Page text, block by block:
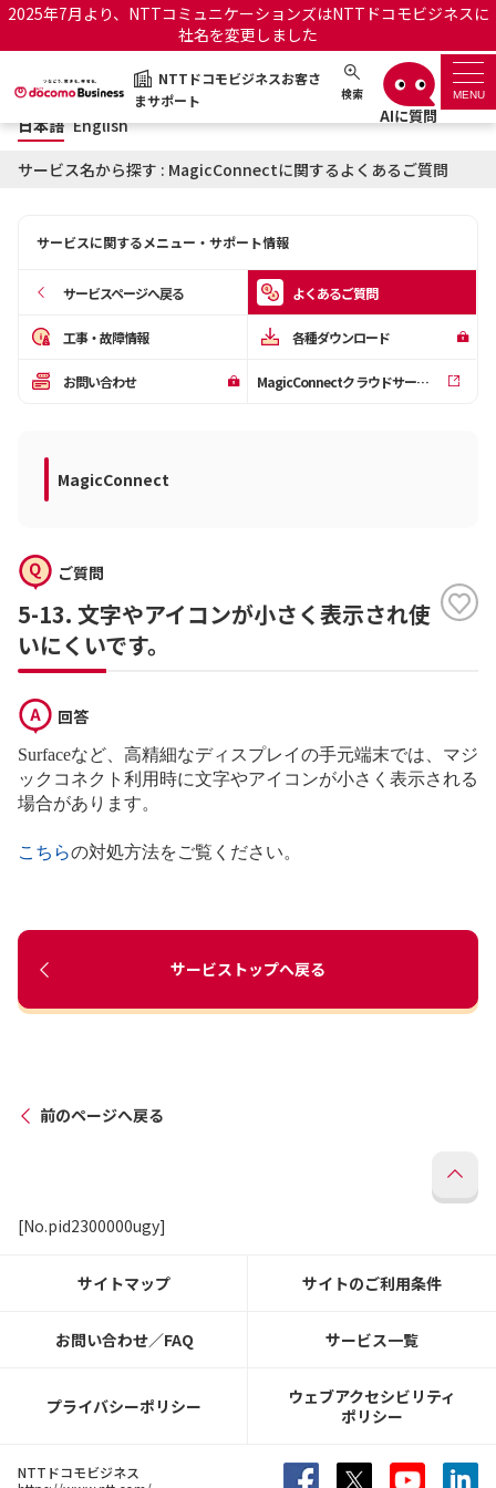
2025年7月より、NTTコミュニケーションズはNTTドコモビジネスに
社名を変更しました
NTTドコモビジネスお客さ
まサポート
検索 MENU
NTTドコモビジネスお客さまサポート 日本語 English
サポートトップ
お知らせ サポートサイトの使い方
OCNのお客さまはこちら
工事・故障情報通知サー
日本語 English
サービス名から探す : MagicConnectに関するよくあるご質問
サービスに関するメニュー・サポート情報
サービスページへ戻る よくあるご質問
工事・故障情報 各種ダウンロード
お問い合わせ MagicConnectクラウドサービス管理機能
MagicConnect
ご質問
5-13. 文字やアイコンが小さく表示され使
いにくいです。
回答
Surfaceなど、高精細なディスプレイの手元端末では、マジ
ックコネクト利用時に文字やアイコンが小さく表示される
場合があります。
こちらの対処方法をご覧ください。
サービストップへ戻る
前のページへ戻る
[No.pid2300000ugy]
サイトマップ サイトのご利用条件
お問い合わせ／FAQ サービス一覧
プライバシーポリシー
ウェブアクセシビリティ
ポリシー
NTTドコモビジネス